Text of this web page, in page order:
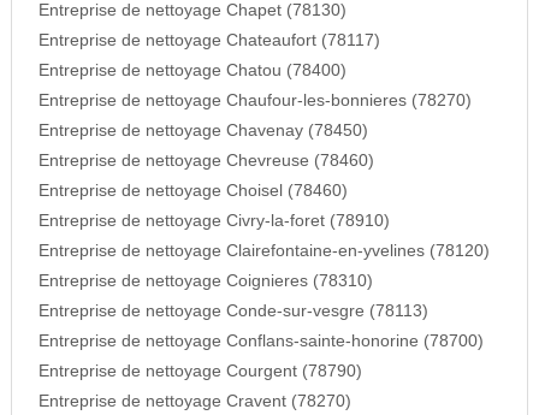
Entreprise de nettoyage Chapet (78130)
Entreprise de nettoyage Chateaufort (78117)
Entreprise de nettoyage Chatou (78400)
Entreprise de nettoyage Chaufour-les-bonnieres (78270)
Entreprise de nettoyage Chavenay (78450)
Entreprise de nettoyage Chevreuse (78460)
Entreprise de nettoyage Choisel (78460)
Entreprise de nettoyage Civry-la-foret (78910)
Entreprise de nettoyage Clairefontaine-en-yvelines (78120)
Entreprise de nettoyage Coignieres (78310)
Entreprise de nettoyage Conde-sur-vesgre (78113)
Entreprise de nettoyage Conflans-sainte-honorine (78700)
Entreprise de nettoyage Courgent (78790)
Entreprise de nettoyage Cravent (78270)